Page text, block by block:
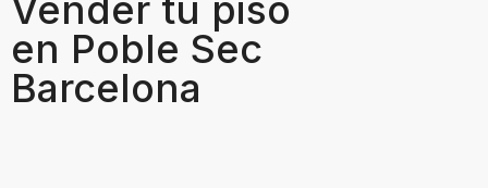
en Poble Sec
Barcelona